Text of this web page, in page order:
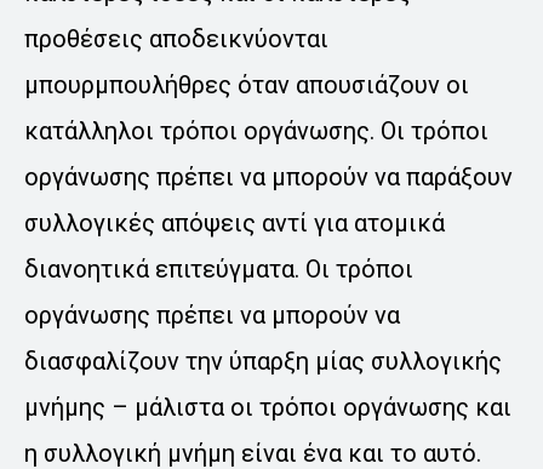
προθέσεις αποδεικνύονται
μπουρμπουλήθρες όταν απουσιάζουν οι
κατάλληλοι τρόποι οργάνωσης. Οι τρόποι
οργάνωσης πρέπει να μπορούν να παράξουν
συλλογικές απόψεις αντί για ατομικά
διανοητικά επιτεύγματα. Οι τρόποι
οργάνωσης πρέπει να μπορούν να
διασφαλίζουν την ύπαρξη μίας συλλογικής
μνήμης – μάλιστα οι τρόποι οργάνωσης και
η συλλογική μνήμη είναι ένα και το αυτό.